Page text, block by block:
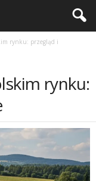
rynku: przegląd i
rynku: